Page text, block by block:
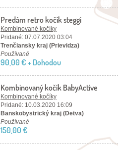
Predám retro kočík steggi
Kombinované kočíky
Pridané: 07.07.2020 03:04
Trenčiansky kraj (Prievidza)
Používané
90,00 € + Dohodou
Kombinovaný kočík BabyActive
Kombinované kočíky
Pridané: 10.03.2020 16:09
Banskobystrický kraj (Detva)
Používané
150,00 €